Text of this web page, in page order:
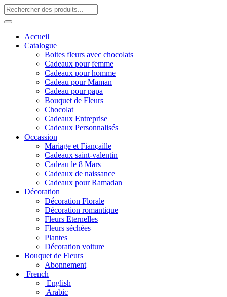
Accueil
Catalogue
Boites fleurs avec chocolats
Cadeaux pour femme
Cadeaux pour homme
Cadeau pour Maman
Cadeau pour papa
Bouquet de Fleurs
Chocolat
Cadeaux Entreprise
Cadeaux Personnalisés
Occassion
Mariage et Fiançaille
Cadeaux saint-valentin
Cadeau le 8 Mars
Cadeaux de naissance
Cadeaux pour Ramadan
Décoration
Décoration Florale
Décoration romantique
Fleurs Eternelles
Fleurs séchées
Plantes
Décoration voiture
Bouquet de Fleurs
Abonnement
French
English
Arabic